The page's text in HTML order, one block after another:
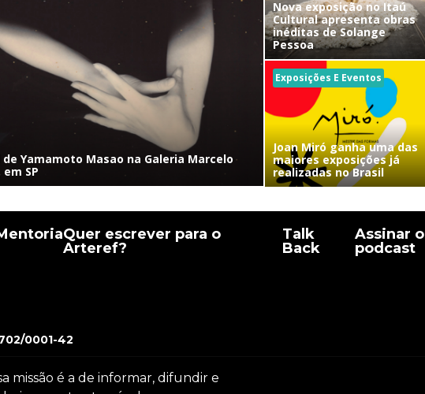
Yamamoto Masao na Galeria Marcelo
SP
Nova exposição no Itaú
Cultural apresenta obras
inéditas de Solange
Pessoa
Exposições E Eventos
Joan Miró ganha uma das
maiores exposições já
realizadas no Brasil
Quer escrever para o
Arteref?
Talk
Back
Assinar o
podcast
0001-42
missão é a de informar, difundir e